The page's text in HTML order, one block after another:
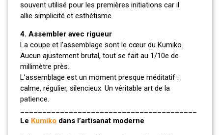
souvent utilisé pour les premières initiations car il
allie simplicité et esthétisme.
4. Assembler avec rigueur
La coupe et l’assemblage sont le cœur du Kumiko.
Aucun ajustement brutal, tout se fait au 1/10e de
millimètre près.
L’assemblage est un moment presque méditatif :
calme, régulier, silencieux. Un véritable art de la
patience.
Le Kumiko dans l’artisanat moderne